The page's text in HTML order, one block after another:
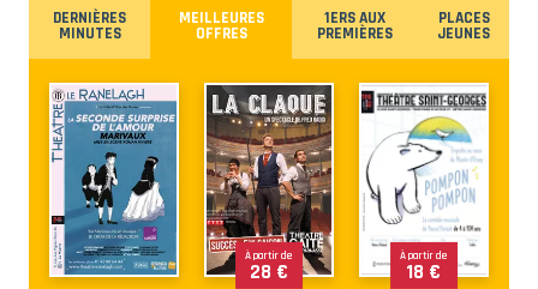
DERNIÈRES
MINUTES
MEILLEURES
OFFRES
1ERS AUX
PREMIÈRES
PLACES
JEUNES
À partir de
28 €
À partir de
18 €